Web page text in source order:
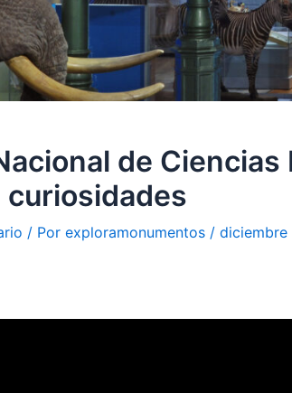
de Ciencias
curiosidades
/ Por exploramonumentos / diciembre